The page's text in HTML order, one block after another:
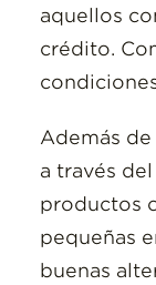
aquellos
crédito.
Además de
a través
productos
pequeñas
buenas